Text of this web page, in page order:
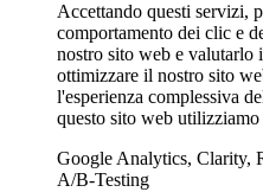
Accettando questi servizi,
comportamento dei clic e
nostro sito web e valutarlo
ottimizzare il nostro sito
l'esperienza complessiva
questo sito web
Google Analytics, Clarity,
A/B-Testing